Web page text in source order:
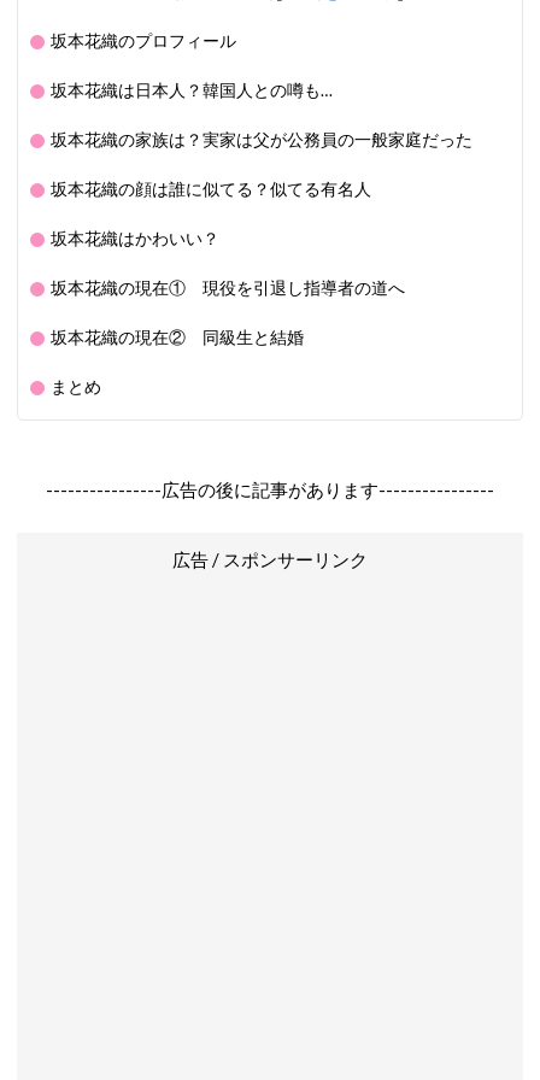
坂本花織のプロフィール
坂本花織は日本人？韓国人との噂も…
坂本花織の家族は？実家は父が公務員の一般家庭だった
坂本花織の顔は誰に似てる？似てる有名人
坂本花織はかわいい？
坂本花織の現在① 現役を引退し指導者の道へ
坂本花織の現在② 同級生と結婚
まとめ
----------------広告の後に記事があります----------------
広告 / スポンサーリンク